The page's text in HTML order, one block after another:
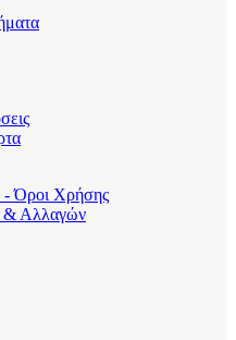
Όροι Χρήσης
& Αλλαγών